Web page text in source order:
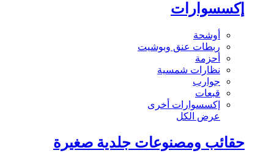
إكسسوارات
أوشحة
ربطات عنق وبوشيت
أحزمة
نظارات شمسية
جوارب
قبعات
إكسسوارات أخرى
عرض الكل
حقائب ومصنوعات جلدية صغيرة